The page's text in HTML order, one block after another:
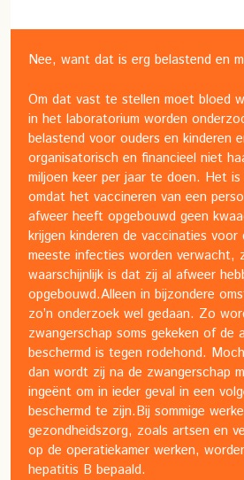
Nee, want dat is erg belastend en
Om dat vast te stellen moet bloed
in het laboratorium worden
belastend voor ouders en kinderen
organisatorisch en financieel niet
miljoen keer per jaar te doen. Het
omdat het vaccineren van een
afweer heeft opgebouwd geen
krijgen kinderen de vaccinaties
meeste infecties worden verwacht,
waarschijnlijk is dat zij al afweer
opgebouwd.Alleen in bijzondere
zo’n onderzoek wel gedaan. Zo
zwangerschap soms gekeken of de
beschermd is tegen rodehond.
dan wordt zij na de zwangerschap
ingeënt om in ieder geval in een
beschermd te zijn.Bij sommige
gezondheidszorg, zoals artsen en
op de operatiekamer werken,
hepatitis B bepaald.